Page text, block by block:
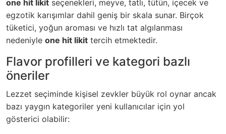
one hit likit seçenekleri, meyve, tatlı, tütün, içecek ve
egzotik karışımlar dahil geniş bir skala sunar. Birçok
tüketici, yoğun aroması ve hızlı tat algılanması
nedeniyle one hit likit tercih etmektedir.
Flavor profilleri ve kategori bazlı
öneriler
Lezzet seçiminde kişisel zevkler büyük rol oynar ancak
bazı yaygın kategoriler yeni kullanıcılar için yol
gösterici olabilir: